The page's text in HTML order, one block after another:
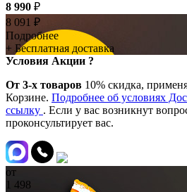
8 990 ₽
8 091 ₽
Подробнее
+ Бесплатная доставка
Условия Акции ?
От 3-х товаров 10% скидка,
Корзине. Подробнее об условиях
ссылку . Если у вас возникнут
проконсультирует вас.
от
1 498